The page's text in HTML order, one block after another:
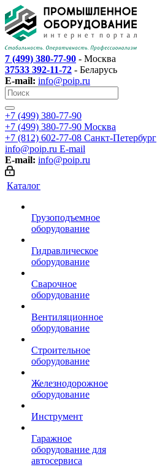
7 (499) 380-77-90 - Москва
37533 392-11-72 - Беларусь
E-mail: info@poip.ru
+7 (499) 380-77-90
+7 (499) 380-77-90 Москва
+7 (812) 602-77-08 Санкт-Петербург
info@poip.ru E-mail
E-mail: info@poip.ru
Каталог
Грузоподъемное
оборудование
Гидравлическое
оборудование
Сварочное
оборудование
Вентиляционное
оборудование
Строительное
оборудование
Железнодорожное
оборудование
Инструмент
Гаражное
оборудование для
автосервиса